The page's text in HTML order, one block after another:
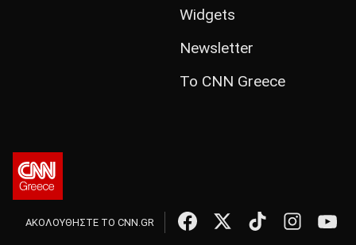
Widgets
Newsletter
Το CNN Greece
ΑΚΟΛΟΥΘΗΣΤΕ ΤΟ CNN.GR